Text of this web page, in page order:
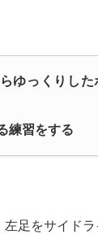
ゆっくりし
練習をする
足をサイドラ